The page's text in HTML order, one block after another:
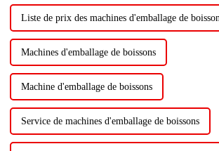
Liste de prix des machines d'emballage de
Machines d'emballage de boissons
Machine d'emballage de boissons
Service de machines d'emballage de boissons